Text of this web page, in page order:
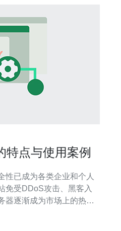
特点与使用案例
性已成为各类企业和个人
免受DDoS攻击、黑客入
器逐渐成为市场上的热门
将详细探讨ZJI香港高防